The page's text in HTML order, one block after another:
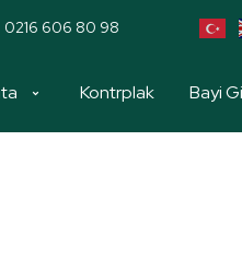
0216 606 80 98
Kontrplak Bayi